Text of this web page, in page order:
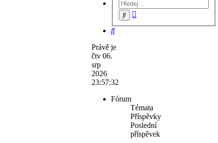
Hledat
Hledat
Právě je
čtv 06.
srp
2026
23:57:32
Fórum
Témata
Příspěvky
Poslední
příspěvek